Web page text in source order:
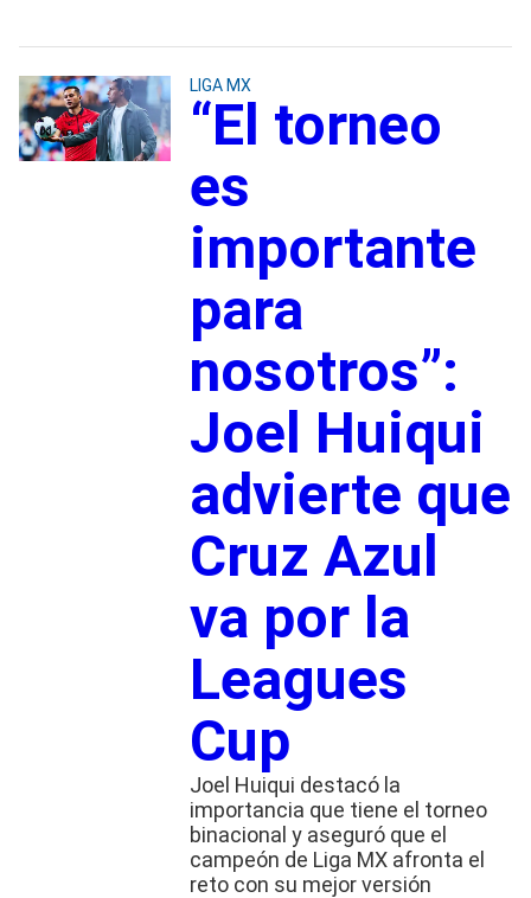
LIGA MX
“El torneo
es
importante
para
nosotros”:
Joel Huiqui
advierte que
Cruz Azul
va por la
Leagues
Cup
Joel Huiqui destacó la
importancia que tiene el torneo
binacional y aseguró que el
campeón de Liga MX afronta el
reto con su mejor versión